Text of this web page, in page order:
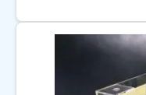
ことにより、接着